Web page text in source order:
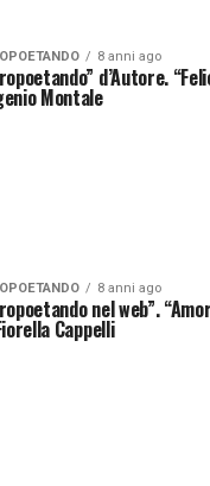
8 anni ago
d’Autore.
Montale
8 anni ago
nel web”.
Cappelli